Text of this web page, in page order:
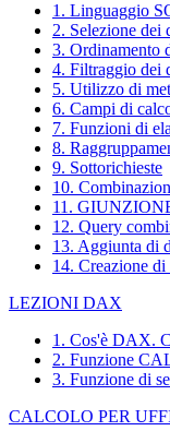
1. Linguaggio
2. Selezione
3. Ordinamento
4. Filtraggio dei
5. Utilizzo di
6. Campi di
7. Funzioni di
8.
9. Sottorichieste
10.
11.
12. Query
13. Aggiunta di
14. Creazione
LEZIONI DAX
1. Cos'è DAX.
2. Funzione
3. Funzione di
CALCOLO PER